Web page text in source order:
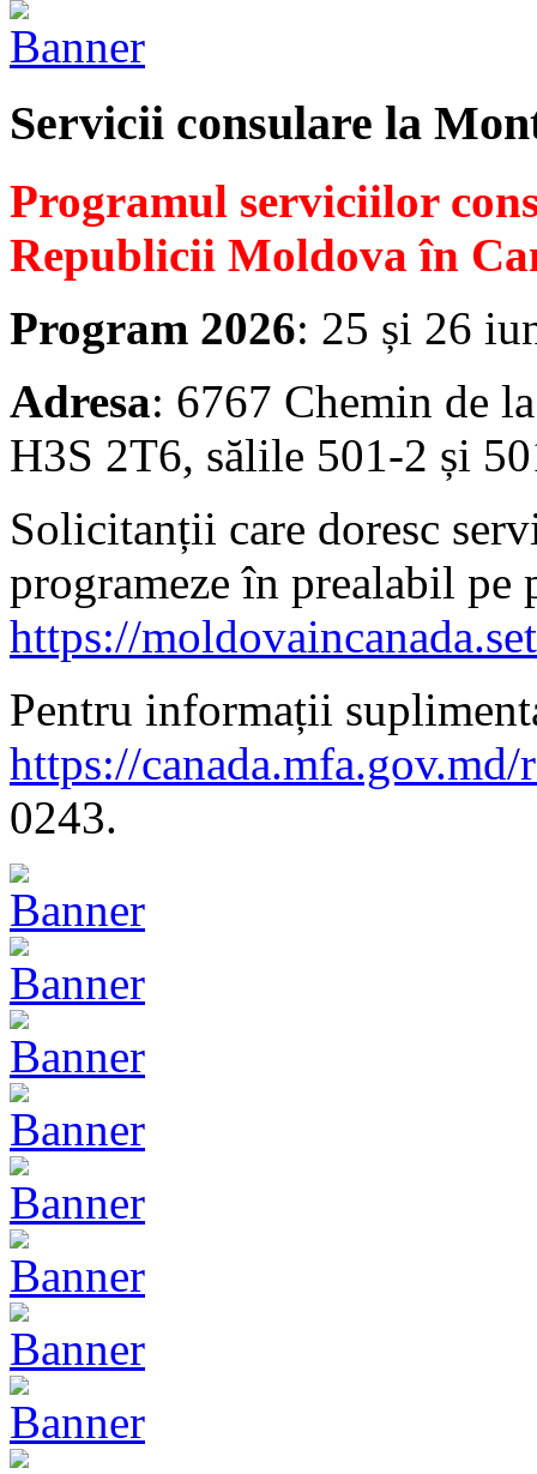
Servicii consulare la
Programul serviciilor
Republicii Moldova în
Program 2026: 25 și 26
Adresa: 6767 Chemin de
H3S 2T6, sălile 501-2 și
Solicitanții care doresc
programeze în prealabil pe
https://
Pentru informații
https://canada.mfa.gov.md/
0243.